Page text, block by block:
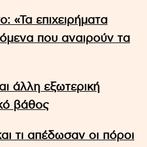
«Τα επιχειρήματα
που αναιρούν τα
άλλη εξωτερική
βάθος
τι απέδωσαν οι πόροι